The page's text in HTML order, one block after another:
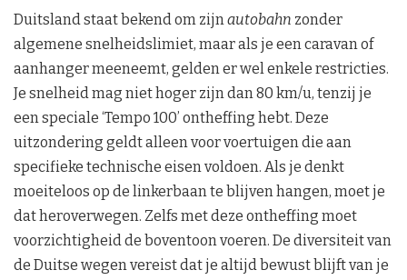
Duitsland staat bekend om zijnautobahn zonder
algemene snelheidslimiet, maar als je een caravan of
aanhanger meeneemt, gelden er wel enkele restricties.
Je snelheid mag niet hoger zijn dan 80 km/u, tenzij je
een speciale ‘Tempo 100’ ontheffing hebt. Deze
uitzondering geldt alleen voor voertuigen die aan
specifieke technische eisen voldoen. Als je denkt
moeiteloos op de linkerbaan te blijven hangen, moet je
dat heroverwegen. Zelfs met deze ontheffing moet
voorzichtigheid de boventoon voeren. De diversiteit van
de Duitse wegen vereist dat je altijd bewust blijft van je